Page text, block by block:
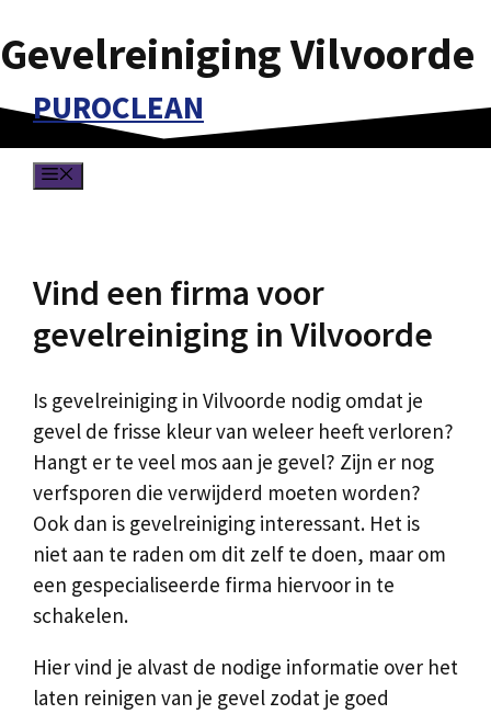
Spring
naar
de PUROCLEAN
Gevelreiniging Vilvoorde
Vind een firma voor
gevelreiniging in Vilvoorde
Is gevelreiniging in Vilvoorde nodig omdat je
gevel de frisse kleur van weleer heeft verloren?
Hangt er te veel mos aan je gevel? Zijn er nog
verfsporen die verwijderd moeten worden?
Ook dan is gevelreiniging interessant. Het is
niet aan te raden om dit zelf te doen, maar om
een gespecialiseerde firma hiervoor in te
schakelen.
Hier vind je alvast de nodige informatie over het
laten reinigen van je gevel zodat je goed